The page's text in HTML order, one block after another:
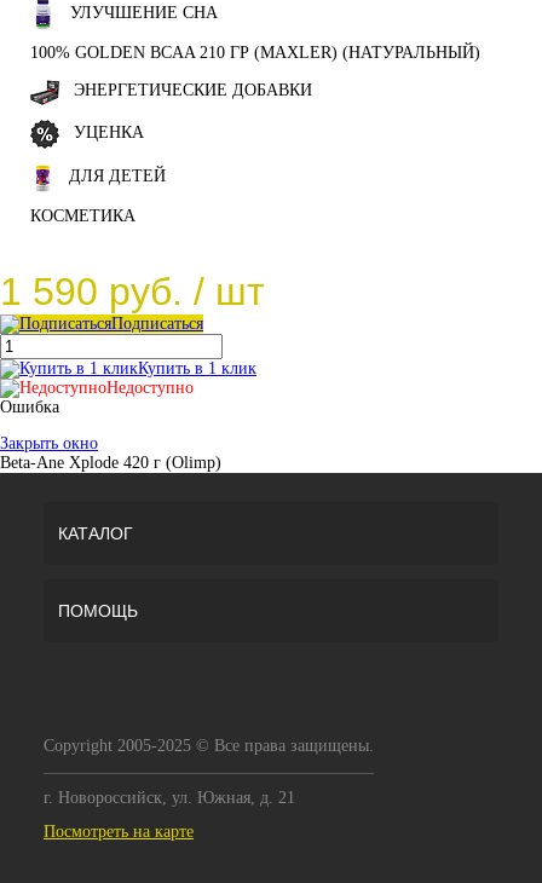
УЛУЧШЕНИЕ СНА
100% GOLDEN BCAA 210 ГР (MAXLER) (НАТУРАЛЬНЫЙ)
ЭНЕРГЕТИЧЕСКИЕ ДОБАВКИ
УЦЕНКА
ДЛЯ ДЕТЕЙ
КОСМЕТИКА
1 590 руб. / шт
Подписаться
Купить в 1 клик
Недоступно
Ошибка
Закрыть окно
Beta-Ane Xplode 420 г (Olimp)
КАТАЛОГ
ПОМОЩЬ
Copyright 2005-2025 © Все права защищены.
г. Новороссийск, ул. Южная, д. 21
Посмотреть на карте